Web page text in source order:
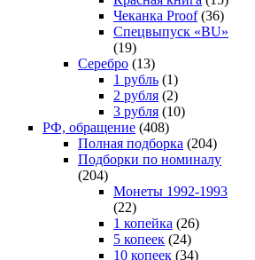
Чеканка Proof(36)
Спецвыпуск «BU»
(19)
Серебро (13)
1 рубль (1)
2 рубля (2)
3 рубля (10)
РФ, обращение (408)
Полная подборка (204)
Подборки по номиналу
(204)
Монеты 1992-1993
(22)
1 копейка (26)
5 копеек (24)
10 копеек (34)